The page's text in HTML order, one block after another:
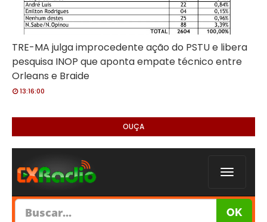
TRE-MA julga improcedente ação do PSTU e libera
pesquisa INOP que aponta empate técnico entre
Orleans e Braide
13:16:00
OUÇA